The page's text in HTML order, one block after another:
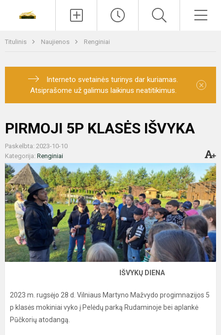
Titulinis Naujienos Renginiai
Interneto svetainės turinys dar kuriamas.
Atsiprašome už galimus laikinus neatitikimus.
×
PIRMOJI 5P KLASĖS IŠVYKA
Paskelbta: 2023-10-10
Kategorija: Renginiai
IŠVYKŲ DIENA
2023 m. rugsėjo 28 d. Vilniaus Martyno Mažvydo progimnazijos 5
p klasės mokiniai vyko į Pelėdų parką Rudaminoje bei aplankė
Pūčkorių atodangą.